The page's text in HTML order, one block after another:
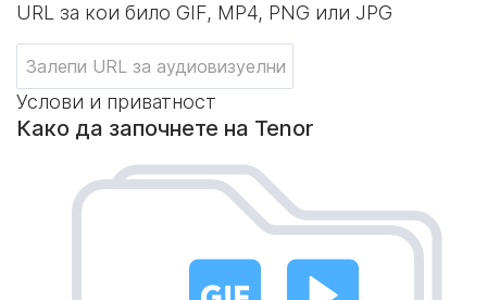
URL за кои било GIF, MP4, PNG или JPG
Услови и приватност
Како да започнете на Tenor